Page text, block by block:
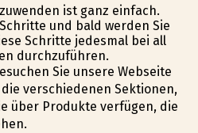
ist ganz einfach.
und bald werden Sie
Schritte jedesmal bei all
durchzuführen.
Sie unsere Webseite
verschiedenen Sektionen,
über Produkte verfügen, die